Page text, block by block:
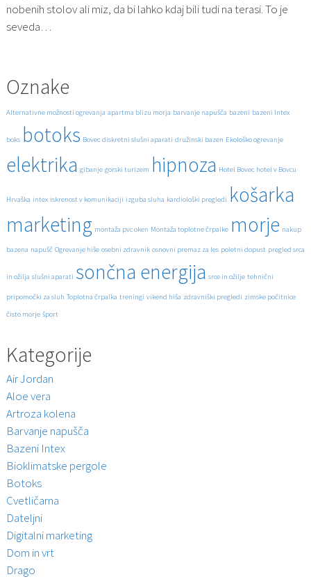
nobenih stolov ali miz, da bi lahko kdaj bili tudi na terasi. To je
seveda…
Oznake
Alternativne možnosti ogrevanja apartma blizu morja barvanje napušča bazeni bazeni Intex
boks botoks Bovec diskretni slušni aparati družinski bazen Ekološko ogrevanje
elektrika gibanje gorski turizem hipnoza Hotel Bovec hotel v Bovcu
Hrvaška intex iskrenost v komunikaciji izguba sluha kardiološki pregledi košarka
marketing montaža pvc oken Montaža toplotne črpalke morje nakup
bazena napušč Ogrevanje hiše osebni zdravnik osnovni premaz za les poletni dopust pregled srca
in ožilja slušni aparati sončna energija srce in ožilje tehnični
pripomočki za sluh Toplotna črpalka treningi vikend hiša zdravniški pregledi zimske počitnice
čisto morje šport
Kategorije
Air Jordan
Aloe vera
Artroza kolena
Barvanje napušča
Bazeni Intex
Bioklimatske pergole
Botoks
Cvetličarna
Dateljni
Digitalni marketing
Dom in vrt
Drago